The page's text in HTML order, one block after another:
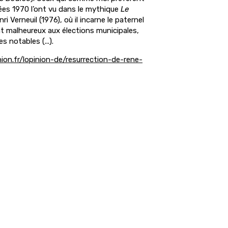
1970 l’ont vu dans le mythique Le
Verneuil (1976), où il incarne le paternel
malheureux aux élections municipales,
notables (...).
lopinion-de/resurrection-de-rene-